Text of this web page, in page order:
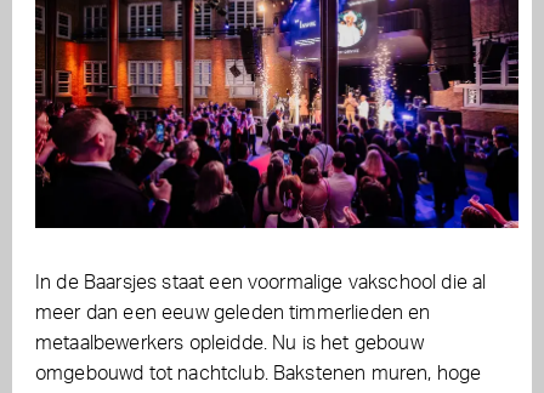
In de Baarsjes staat een voormalige vakschool die al
meer dan een eeuw geleden timmerlieden en
metaalbewerkers opleidde. Nu is het gebouw
omgebouwd tot nachtclub. Bakstenen muren, hoge